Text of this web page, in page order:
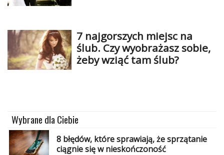
7 najgorszych miejsc na
ślub. Czy wyobrażasz sobie,
żeby wziąć tam ślub?
Wybrane dla Ciebie
8 błędów, które sprawiają, że sprzątanie
ciągnie się w nieskończoność